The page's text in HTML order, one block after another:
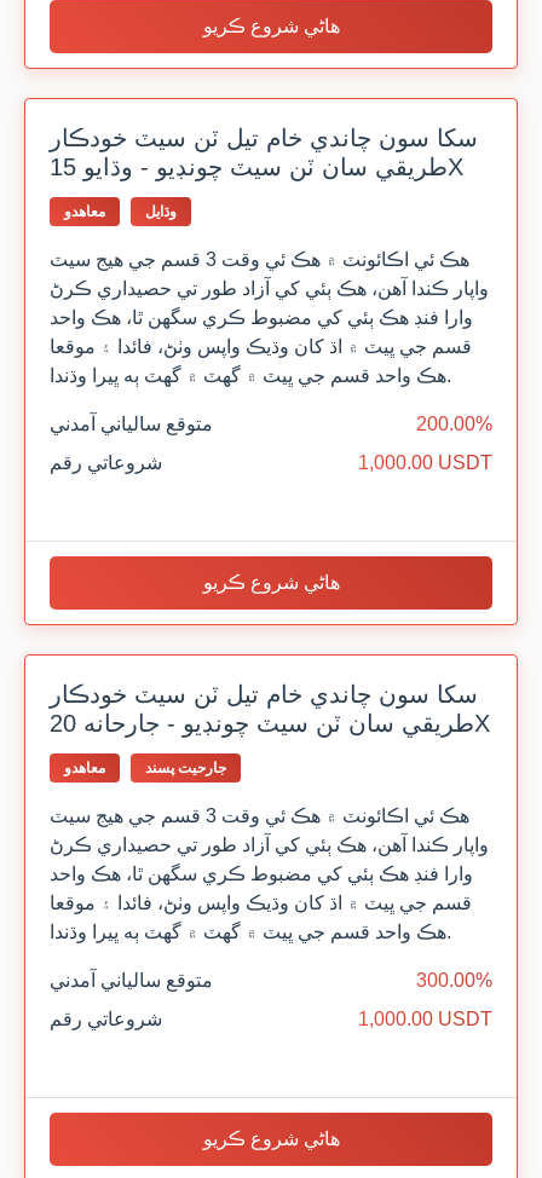
هاڻي شروع ڪريو
سکا سون چاندي خام تيل ٽن سيٽ خودڪار
طريقي سان ٽن سيٽ چونڊيو - وڌايو 15X
معاهدو وڌايل
هڪ ئي اڪائونٽ ۾ هڪ ئي وقت 3 قسم جي هيج سيٽ
واپار ڪندا آهن، هڪ ٻئي کي آزاد طور تي حصيداري ڪرڻ
وارا فنڊ هڪ ٻئي کي مضبوط ڪري سگهن ٿا، هڪ واحد
قسم جي ڀيٽ ۾ اڌ کان وڌيڪ واپس وٺڻ، فائدا ۽ موقعا
هڪ واحد قسم جي ڀيٽ ۾ گهٽ ۾ گهٽ ٻه ڀيرا وڌندا.
متوقع سالياني آمدني
200.00%
شروعاتي رقم
1,000.00 USDT
هاڻي شروع ڪريو
سکا سون چاندي خام تيل ٽن سيٽ خودڪار
طريقي سان ٽن سيٽ چونڊيو - جارحانه 20X
معاهدو جارحيت پسند
هڪ ئي اڪائونٽ ۾ هڪ ئي وقت 3 قسم جي هيج سيٽ
واپار ڪندا آهن، هڪ ٻئي کي آزاد طور تي حصيداري ڪرڻ
وارا فنڊ هڪ ٻئي کي مضبوط ڪري سگهن ٿا، هڪ واحد
قسم جي ڀيٽ ۾ اڌ کان وڌيڪ واپس وٺڻ، فائدا ۽ موقعا
هڪ واحد قسم جي ڀيٽ ۾ گهٽ ۾ گهٽ ٻه ڀيرا وڌندا.
متوقع سالياني آمدني
300.00%
شروعاتي رقم
1,000.00 USDT
هاڻي شروع ڪريو